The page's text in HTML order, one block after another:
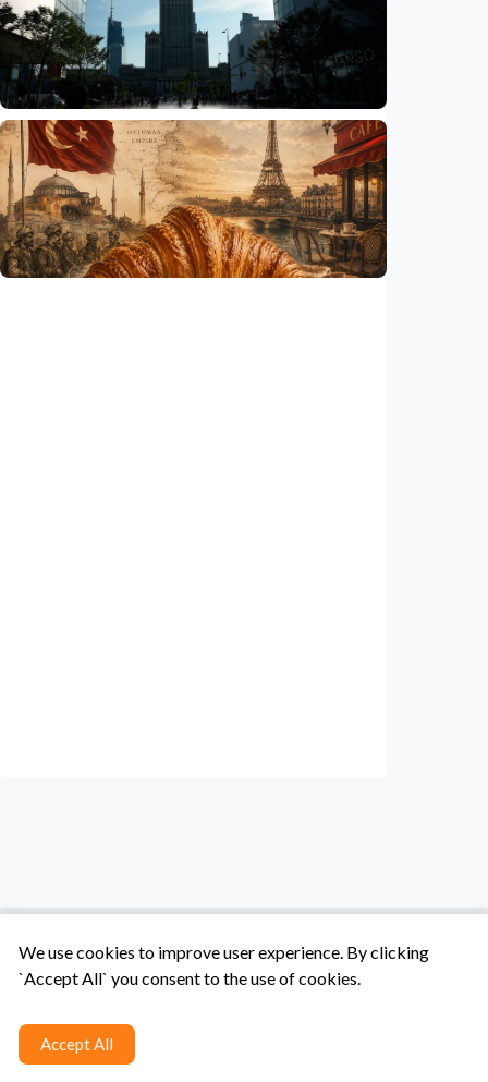
Sekolah di Selandia Baru tambah mata
pelajaran berbasis industri, dari AI hingga
pariwisata
Indonesia •06 Aug 2026
Humaniora
Gelombang panas bisa memicu kecemasan
hingga depresi pada anak, ini temuan
peneliti
Indonesia•06 Aug 2026
We use cookies to improve user experience. By clicking
`Accept All` you consent to the use of cookies.
Accept All